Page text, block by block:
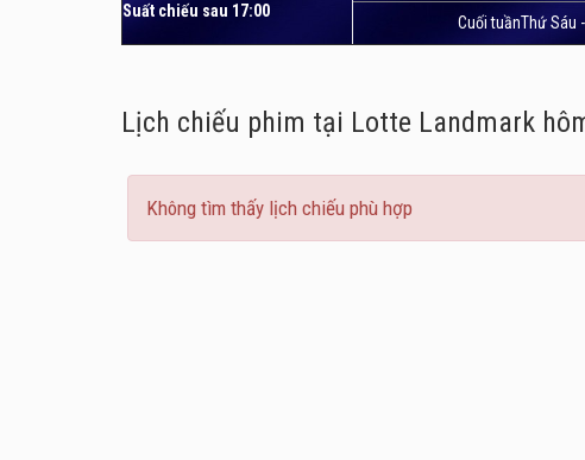
Suất chiếu sau 17:00
Cuối tuầnThứ Sáu
Lịch chiếu phim tại Lotte Landmark
Không tìm thấy lịch chiếu phù hợp